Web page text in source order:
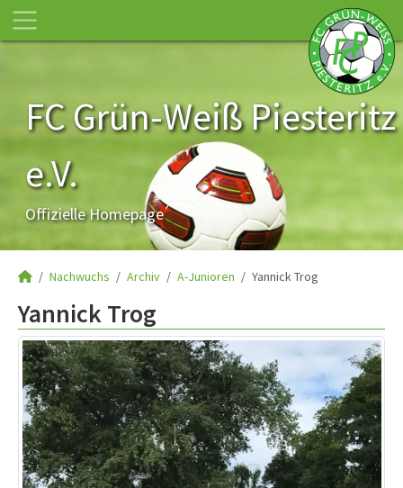
FC Grün-Weiß Piesteritz
e.V.
Offizielle Homepage
Nachwuchs Archiv A-Junioren Yannick Trog
Yannick Trog